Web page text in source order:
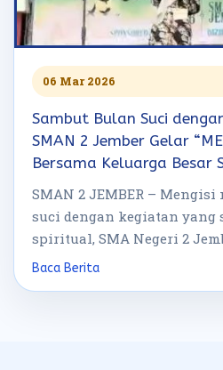
06 Mar 2026
Sambut Bulan Suci
SMAN 2 Jember Gelar
Bersama Keluarga Besar
SMAN 2 JEMBER –
suci dengan kegiatan
spiritual, SMA Negeri 2
Baca Berita